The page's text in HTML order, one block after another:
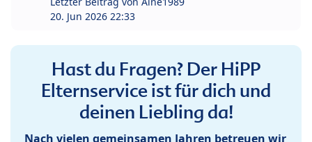
20. Jun 2026 22:33
Hast du Fragen? Der HiPP
Elternservice ist für dich und
deinen Liebling da!
Nach vielen gemeinsamen Jahren betreuen wir